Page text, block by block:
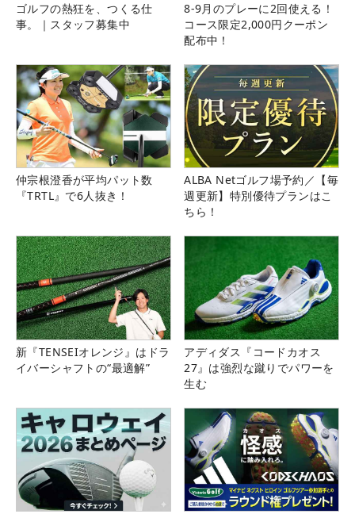
ゴルフの熱狂を、つくる仕
事。｜スタッフ募集中
8-9月のプレーに2回使える！
コース限定2,000円クーポン
配布中！
仲宗根澄香が平均パット数
『TRTL』で6人抜き！
ALBA Netゴルフ場予約／【毎
週更新】特別優待プランはこ
ちら！
新『TENSEIオレンジ』はドラ
イバーシャフトの“最適解”
アディダス『コードカオス
27』は強烈な蹴りでパワーを
生む